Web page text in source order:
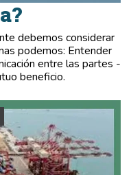
debemos considerar
podemos: Entender
entre las partes -
beneficio.